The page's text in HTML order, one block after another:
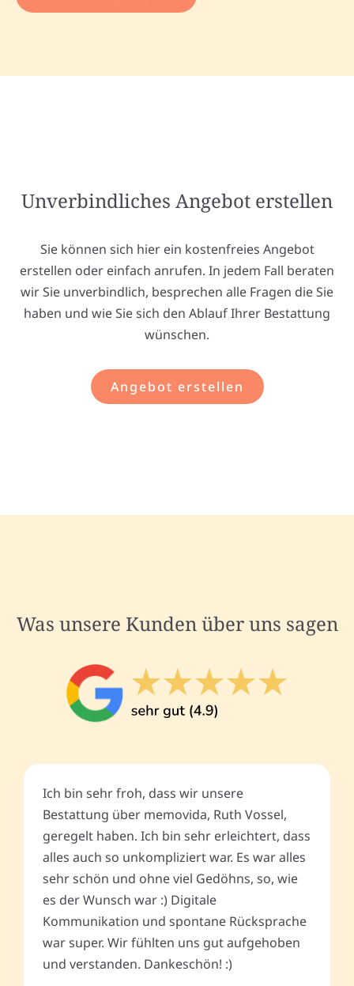
Unverbindliches Angebot erstellen
Sie können sich hier ein kostenfreies Angebot
erstellen oder einfach anrufen. In jedem Fall beraten
wir Sie unverbindlich, besprechen alle Fragen die Sie
haben und wie Sie sich den Ablauf Ihrer Bestattung
wünschen.
Angebot erstellen
Was unsere Kunden über uns sagen
Ich bin sehr froh, dass wir unsere
Bestattung über memovida, Ruth Vossel,
geregelt haben. Ich bin sehr erleichtert, dass
alles auch so unkompliziert war. Es war alles
sehr schön und ohne viel Gedöhns, so, wie
es der Wunsch war :) Digitale
Kommunikation und spontane Rücksprache
war super. Wir fühlten uns gut aufgehoben
und verstanden. Dankeschön! :)